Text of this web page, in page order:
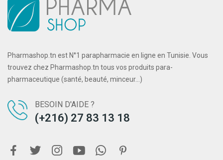
Pharmashop.tn est N°1 parapharmacie en ligne en Tunisie. Vous
trouvez chez Pharmashop.tn tous vos produits para-
pharmaceutique (santé, beauté, minceur...)
BESOIN D'AIDE ?
(+216) 27 83 13 18